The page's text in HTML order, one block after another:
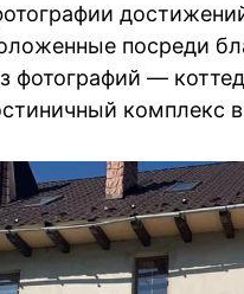
посреди
фотографий —
комплекс